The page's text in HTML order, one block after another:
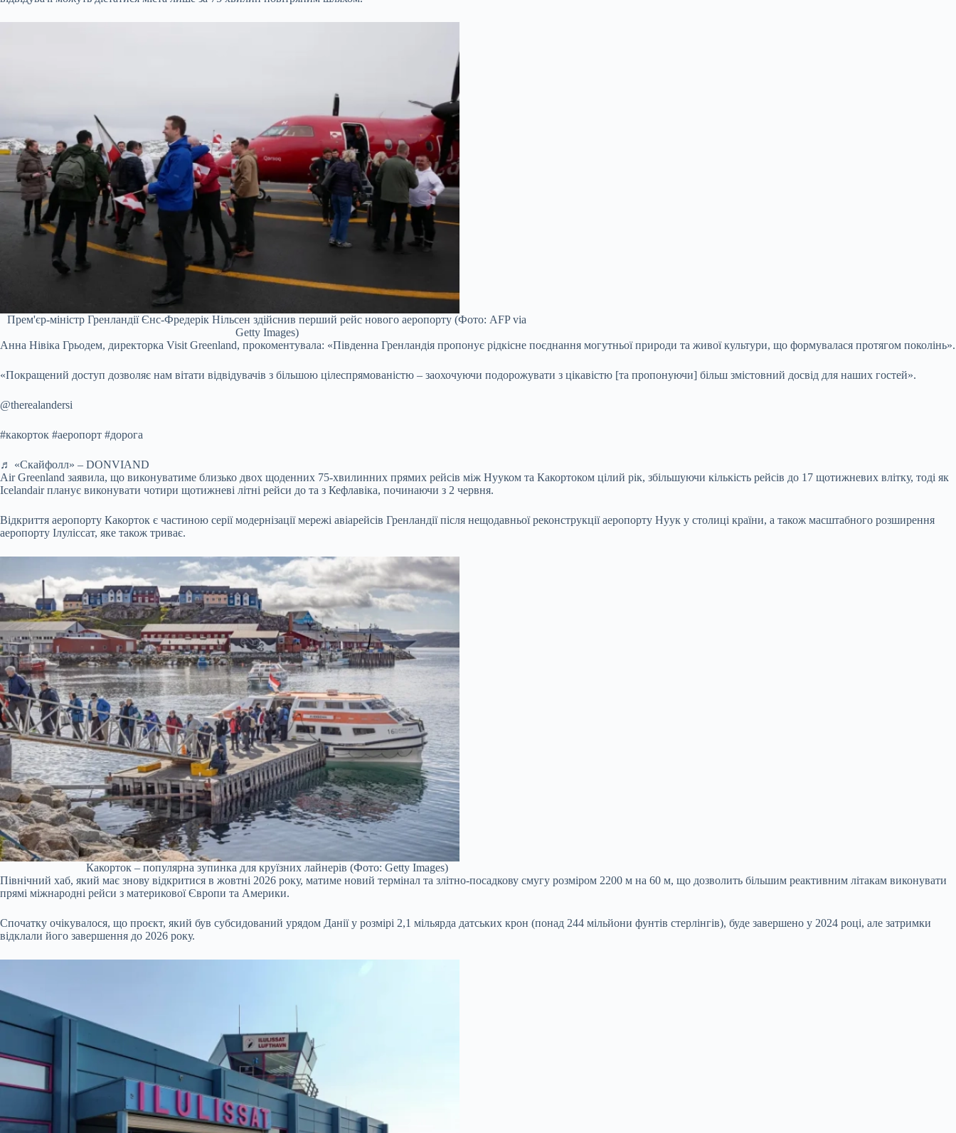
Прем'єр-міністр Гренландії Єнс-Фредерік Нільсен здійснив перший рейс нового аеропорту (Фото: AFP via
Getty Images)
Анна Нівіка Грьодем, директорка Visit Greenland, прокоментувала: «Південна Гренландія пропонує рідкісне поєднання могутньої природи та живої культури, що формувалася протягом поколінь».
«Покращений доступ дозволяє нам вітати відвідувачів з більшою цілеспрямованістю – заохочуючи подорожувати з цікавістю [та пропонуючи] більш змістовний досвід для наших гостей».
@therealandersi
#какорток #аеропорт #дорога
♬ «Скайфолл» – DONVIAND
Air Greenland заявила, що виконуватиме близько двох щоденних 75-хвилинних прямих рейсів між Нууком та Какортоком цілий рік, збільшуючи кількість рейсів до 17 щотижневих влітку, тоді як
Icelandair планує виконувати чотири щотижневі літні рейси до та з Кефлавіка, починаючи з 2 червня.
Відкриття аеропорту Какорток є частиною серії модернізації мережі авіарейсів Гренландії після нещодавньої реконструкції аеропорту Нуук у столиці країни, а також масштабного розширення
аеропорту Ілуліссат, яке також триває.
Какорток – популярна зупинка для круїзних лайнерів (Фото: Getty Images)
Північний хаб, який має знову відкритися в жовтні 2026 року, матиме новий термінал та злітно-посадкову смугу розміром 2200 м на 60 м, що дозволить більшим реактивним літакам виконувати
прямі міжнародні рейси з материкової Європи та Америки.
Спочатку очікувалося, що проєкт, який був субсидований урядом Данії у розмірі 2,1 мільярда датських крон (понад 244 мільйони фунтів стерлінгів), буде завершено у 2024 році, але затримки
відклали його завершення до 2026 року.